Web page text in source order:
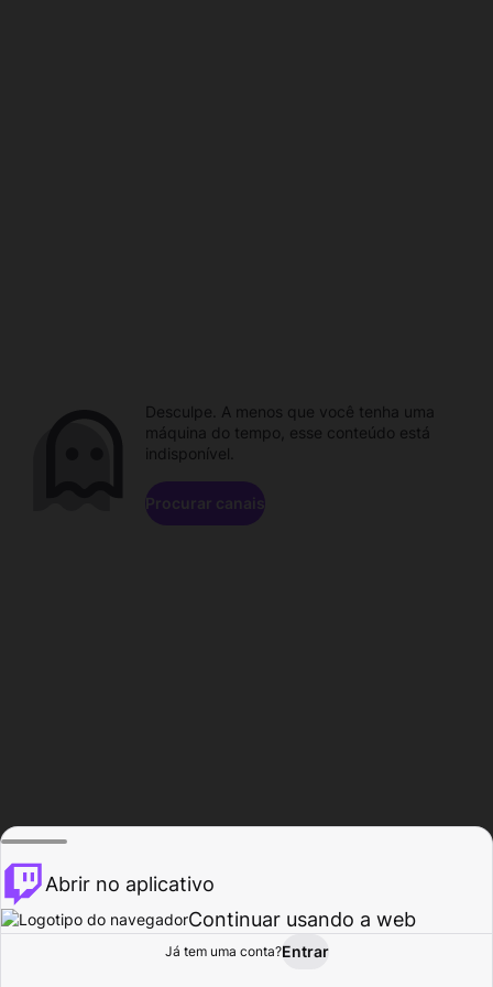
Procurar Atividade
Desculpe. A menos que você tenha uma
máquina do tempo, esse conteúdo está
indisponível.
Procurar canais
Abrir no aplicativo
Continuar usando a web
Já tem uma conta?Entrar